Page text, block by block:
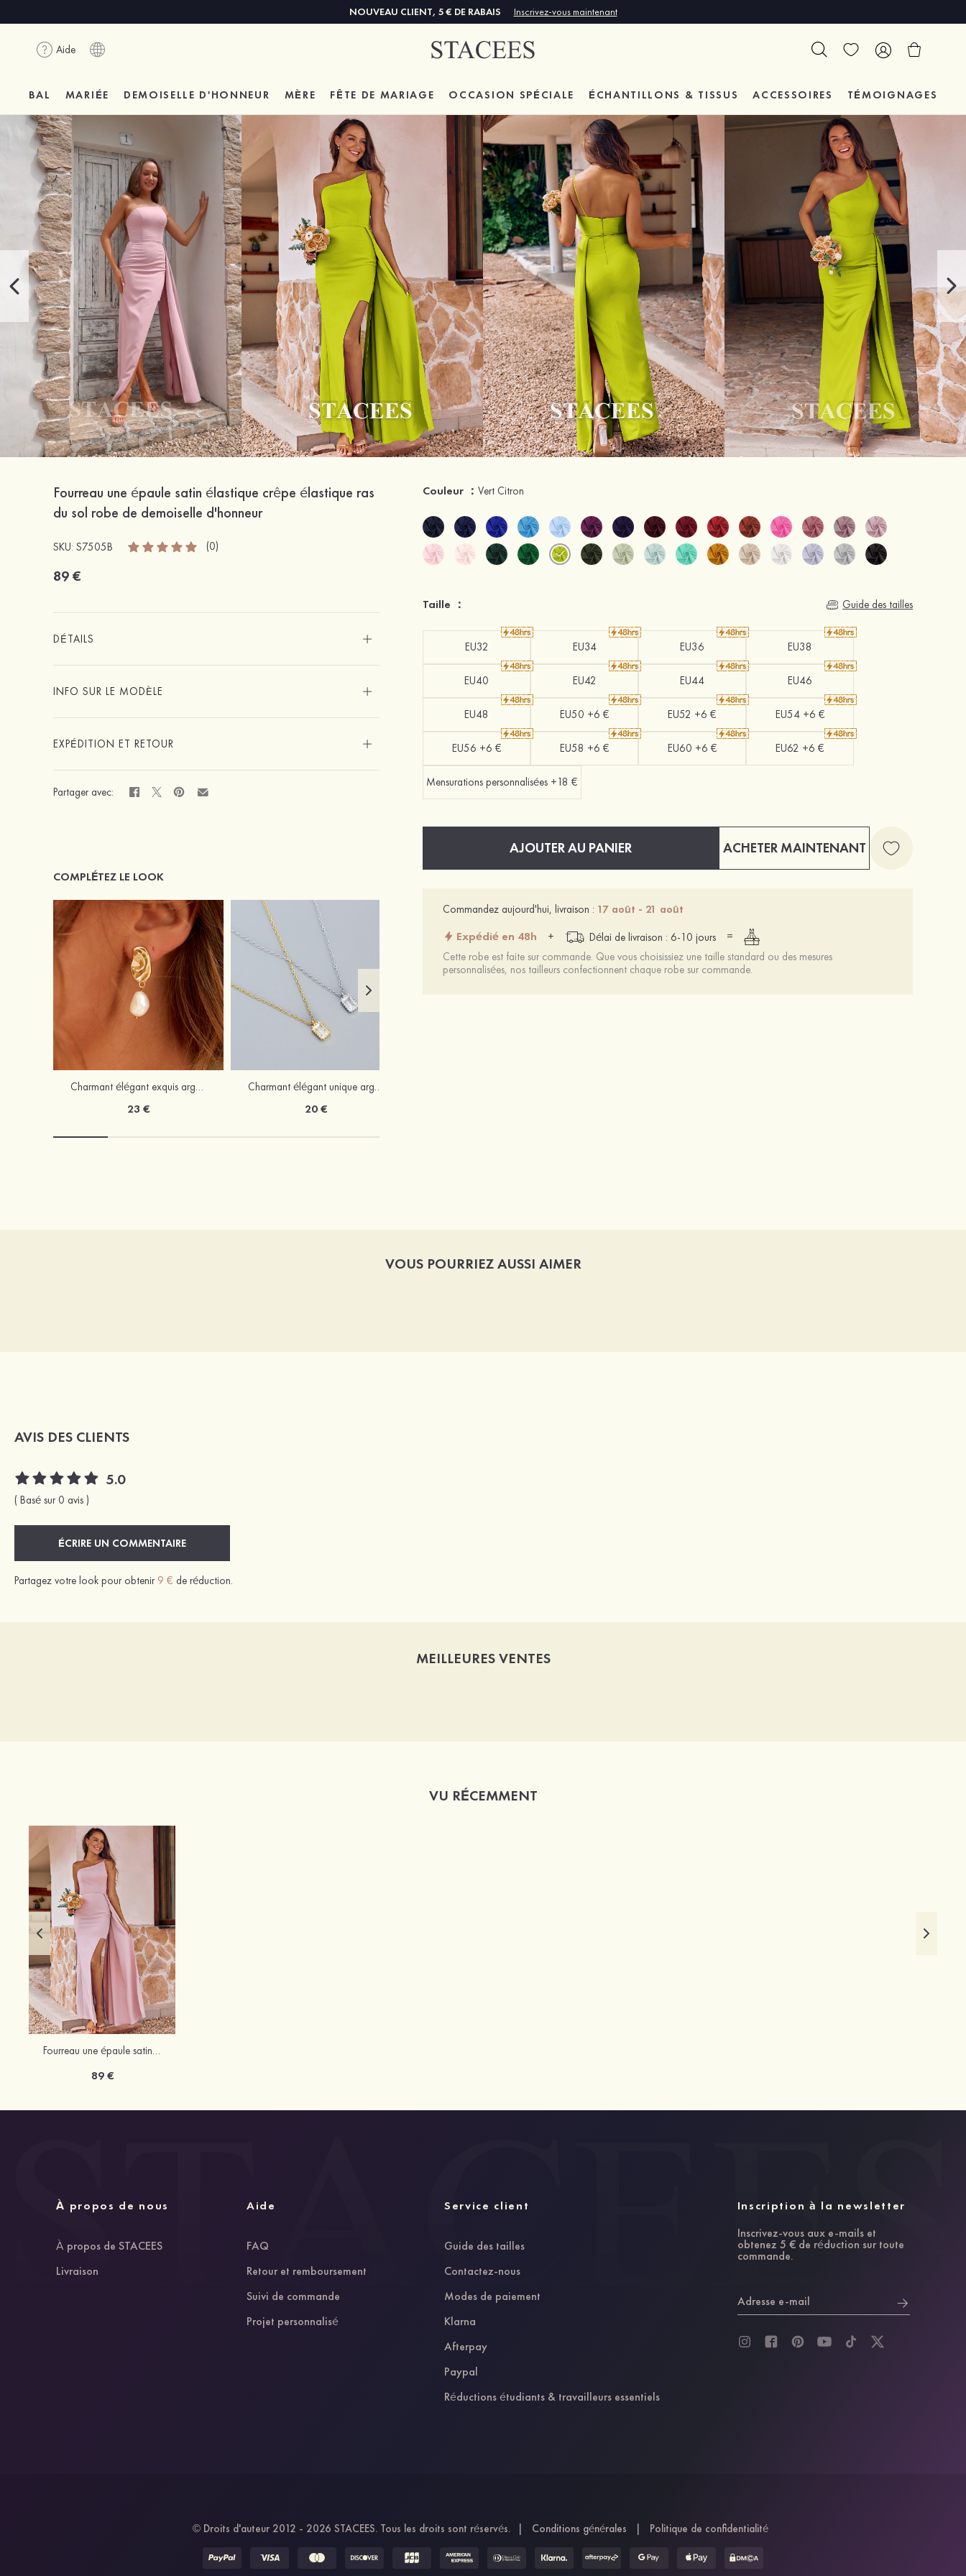
NOUVEAU CLIENT, 5 € DE RABAIS Inscrivez-vous maintenant
Aide
BAL MARIÉE DEMOISELLE D'HONNEUR MÈRE FÊTE DE MARIAGE OCCASION SPÉCIALE ÉCHANTILLONS & TISSUS ACCESSOIRES TÉMOIGNAGES
Fourreau une épaule satin élastique crêpe élastique ras
du sol robe de demoiselle d'honneur
SKU: S7505B (0)
89 €
DÉTAILS
INFO SUR LE MODÈLE
EXPÉDITION ET RETOUR
Partager avec:
COMPLÉTEZ LE LOOK
Charmant élégant exquis argent s925 boucles d'oreilles
23 €
Charmant élégant unique argent s925 zircon colliers
20 €
Couleur ：Vert Citron
Taille ： Guide des tailles
EU32 EU34 EU36 EU38
EU40 EU42 EU44 EU46
EU48 EU50 +6 € EU52 +6 € EU54 +6 €
EU56 +6 € EU58 +6 € EU60 +6 € EU62 +6 €
Mensurations personnalisées +18 €
AJOUTER AU PANIER ACHETER MAINTENANT
Commandez aujourd'hui, livraison : 17 août - 21 août
Expédié en 48h + Délai de livraison : 6-10 jours
=
Cette robe est faite sur commande. Que vous choisissiez une taille standard ou des mesures
personnalisées, nos tailleurs confectionnent chaque robe sur commande.
VOUS POURRIEZ AUSSI AIMER
AVIS DES CLIENTS
5.0
( Basé sur 0 avis )
ÉCRIRE UN COMMENTAIRE
Partagez votre look pour obtenir 9 € de réduction.
MEILLEURES VENTES
VU RÉCEMMENT
Fourreau une épaule satin élastique crêpe élastique ras du sol robe de demoiselle d'honneur
89 €
À propos de nous
À propos de STACEES
Livraison
Aide
FAQ
Retour et remboursement
Suivi de commande
Projet personnalisé
Service client
Guide des tailles
Contactez-nous
Modes de paiement
Klarna
Afterpay
Paypal
Réductions étudiants & travailleurs essentiels
Inscription à la newsletter
Inscrivez-vous aux e-mails et
obtenez 5 € de réduction sur toute
commande.
Adresse e-mail
©Droits d'auteur 2012 - 2026 STACEES. Tous les droits sont réservés. | Conditions générales | Politique de confidentialité